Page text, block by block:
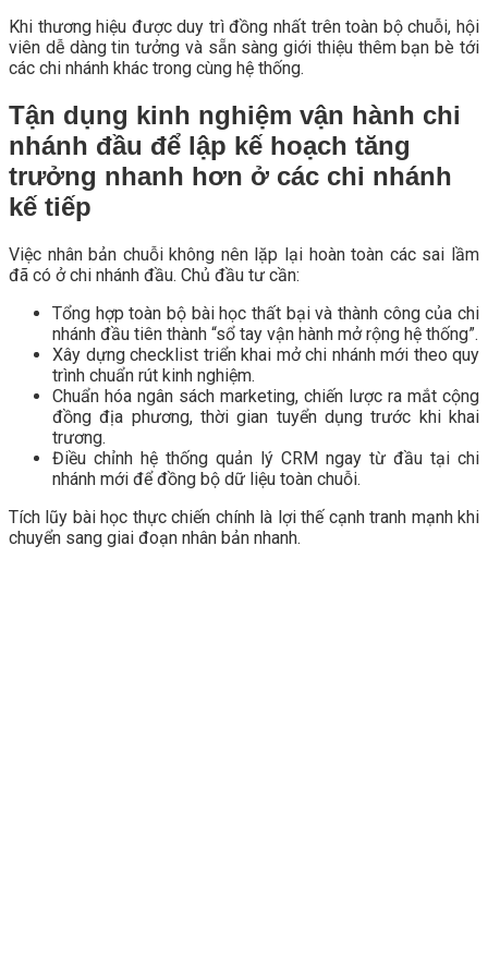
Khi thương hiệu được duy trì đồng nhất trên toàn bộ chuỗi, hội
viên dễ dàng tin tưởng và sẵn sàng giới thiệu thêm bạn bè tới
các chi nhánh khác trong cùng hệ thống.
Tận dụng kinh nghiệm vận hành chi
nhánh đầu để lập kế hoạch tăng
trưởng nhanh hơn ở các chi nhánh
kế tiếp
Việc nhân bản chuỗi không nên lặp lại hoàn toàn các sai lầm
đã có ở chi nhánh đầu. Chủ đầu tư cần:
Tổng hợp toàn bộ bài học thất bại và thành công của chi
nhánh đầu tiên thành “sổ tay vận hành mở rộng hệ thống”.
Xây dựng checklist triển khai mở chi nhánh mới theo quy
trình chuẩn rút kinh nghiệm.
Chuẩn hóa ngân sách marketing, chiến lược ra mắt cộng
đồng địa phương, thời gian tuyển dụng trước khi khai
trương.
Điều chỉnh hệ thống quản lý CRM ngay từ đầu tại chi
nhánh mới để đồng bộ dữ liệu toàn chuỗi.
Tích lũy bài học thực chiến chính là lợi thế cạnh tranh mạnh khi
chuyển sang giai đoạn nhân bản nhanh.